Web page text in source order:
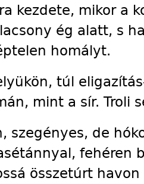
kezdete, mikor a
ég alatt, s
homályt.
túl
mint a sír. Troli
szegényes, de
fehéren
összetúrt